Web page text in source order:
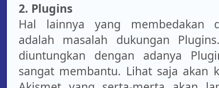
2. Plugins
Hal lainnya yang membedakan
adalah masalah dukungan
diuntungkan dengan adanya
sangat membantu. Lihat saja akan